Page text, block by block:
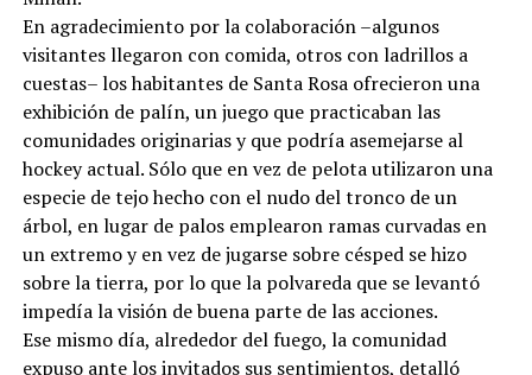
En agradecimiento por la colaboración –algunos
visitantes llegaron con comida, otros con ladrillos a
cuestas– los habitantes de Santa Rosa ofrecieron una
exhibición de palín, un juego que practicaban las
comunidades originarias y que podría asemejarse al
hockey actual. Sólo que en vez de pelota utilizaron una
especie de tejo hecho con el nudo del tronco de un
árbol, en lugar de palos emplearon ramas curvadas en
un extremo y en vez de jugarse sobre césped se hizo
sobre la tierra, por lo que la polvareda que se levantó
impedía la visión de buena parte de las acciones.
Ese mismo día, alrededor del fuego, la comunidad
expuso ante los invitados sus sentimientos, detalló